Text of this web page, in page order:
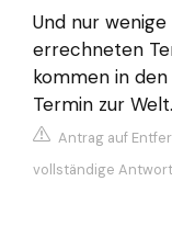
Und nur
errechneten
kommen in
Termin zur Welt.
Antrag auf
vollständige